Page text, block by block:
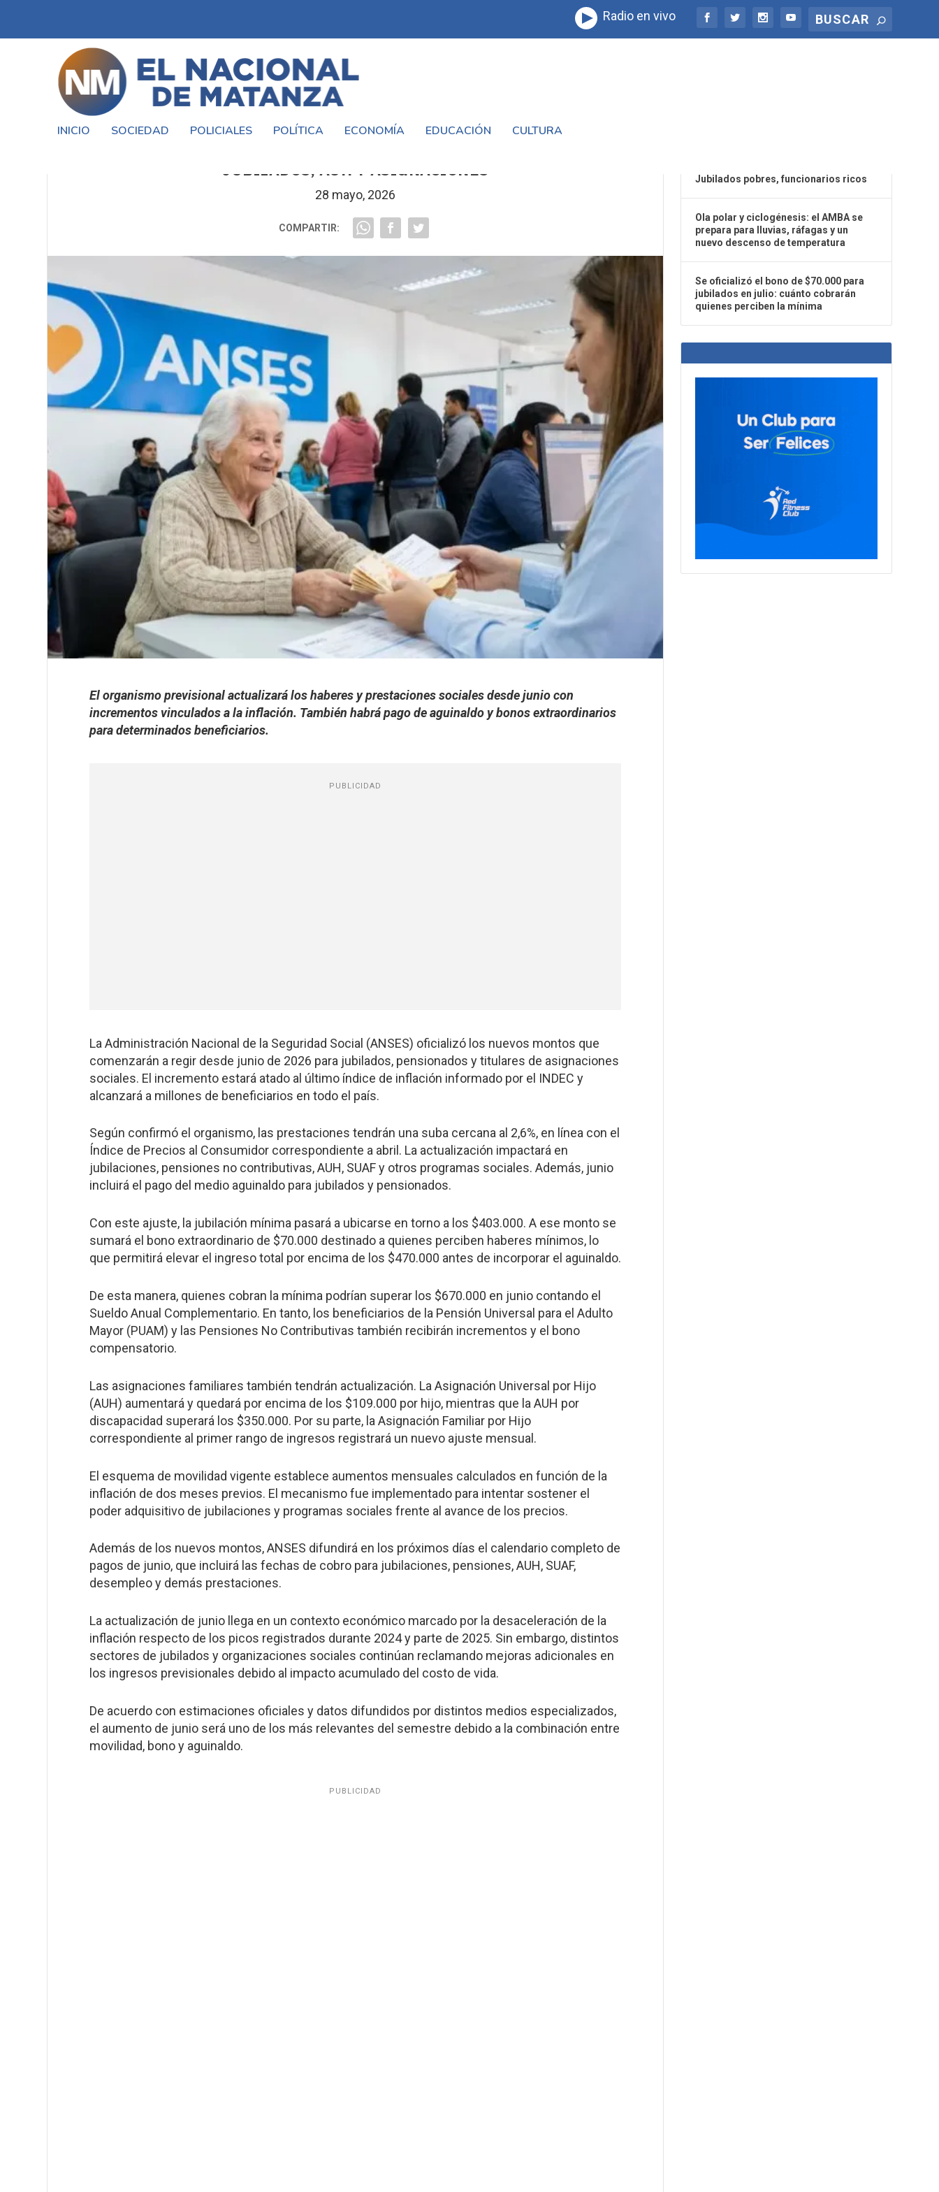
Radio en vivo
INICIO SOCIEDAD POLICIALES POLÍTICA ECONOMÍA EDUCACIÓN CULTURA
JUBILADOS, AUH Y ASIGNACIONES
28 mayo, 2026
COMPARTIR:
El organismo previsional actualizará los haberes y prestaciones sociales desde junio con
incrementos vinculados a la inflación. También habrá pago de aguinaldo y bonos extraordinarios
para determinados beneficiarios.
PUBLICIDAD
La Administración Nacional de la Seguridad Social (ANSES) oficializó los nuevos montos que
comenzarán a regir desde junio de 2026 para jubilados, pensionados y titulares de asignaciones
sociales. El incremento estará atado al último índice de inflación informado por el INDEC y
alcanzará a millones de beneficiarios en todo el país.
Según confirmó el organismo, las prestaciones tendrán una suba cercana al 2,6%, en línea con el
Índice de Precios al Consumidor correspondiente a abril. La actualización impactará en
jubilaciones, pensiones no contributivas, AUH, SUAF y otros programas sociales. Además, junio
incluirá el pago del medio aguinaldo para jubilados y pensionados.
Con este ajuste, la jubilación mínima pasará a ubicarse en torno a los $403.000. A ese monto se
sumará el bono extraordinario de $70.000 destinado a quienes perciben haberes mínimos, lo
que permitirá elevar el ingreso total por encima de los $470.000 antes de incorporar el aguinaldo.
De esta manera, quienes cobran la mínima podrían superar los $670.000 en junio contando el
Sueldo Anual Complementario. En tanto, los beneficiarios de la Pensión Universal para el Adulto
Mayor (PUAM) y las Pensiones No Contributivas también recibirán incrementos y el bono
compensatorio.
Las asignaciones familiares también tendrán actualización. La Asignación Universal por Hijo
(AUH) aumentará y quedará por encima de los $109.000 por hijo, mientras que la AUH por
discapacidad superará los $350.000. Por su parte, la Asignación Familiar por Hijo
correspondiente al primer rango de ingresos registrará un nuevo ajuste mensual.
El esquema de movilidad vigente establece aumentos mensuales calculados en función de la
inflación de dos meses previos. El mecanismo fue implementado para intentar sostener el
poder adquisitivo de jubilaciones y programas sociales frente al avance de los precios.
Además de los nuevos montos, ANSES difundirá en los próximos días el calendario completo de
pagos de junio, que incluirá las fechas de cobro para jubilaciones, pensiones, AUH, SUAF,
desempleo y demás prestaciones.
La actualización de junio llega en un contexto económico marcado por la desaceleración de la
inflación respecto de los picos registrados durante 2024 y parte de 2025. Sin embargo, distintos
sectores de jubilados y organizaciones sociales continúan reclamando mejoras adicionales en
los ingresos previsionales debido al impacto acumulado del costo de vida.
De acuerdo con estimaciones oficiales y datos difundidos por distintos medios especializados,
el aumento de junio será uno de los más relevantes del semestre debido a la combinación entre
movilidad, bono y aguinaldo.
PUBLICIDAD
Jubilados pobres, funcionarios ricos
Ola polar y ciclogénesis: el AMBA se
prepara para lluvias, ráfagas y un
nuevo descenso de temperatura
Se oficializó el bono de $70.000 para
jubilados en julio: cuánto cobrarán
quienes perciben la mínima